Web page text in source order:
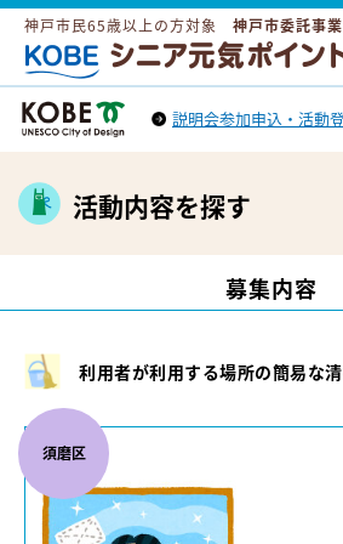
神戸市民65歳以上の方対象 神戸市委託事業
ＫＯＢＥシニア元気ポイント
神戸市トップへ
説明会参加申込・活動
活動内容を探す
募集内容
利用者が利用する場所の簡易な
須磨区